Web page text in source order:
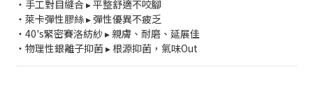
・手工對目縫合 ▸ 平整舒適不咬腳
・萊卡彈性膠絲 ▸ 彈性優異不疲乏
・40's緊密賽洛紡紗 ▸ 親膚、耐磨、延展佳
・物理性銀離子抑菌 ▸ 根源抑菌，氣味Out